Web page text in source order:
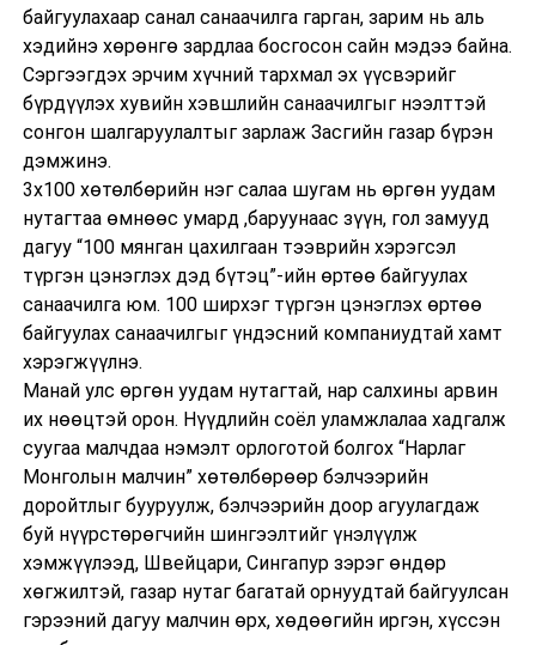
байгуулахаар санал санаачилга гарган, зарим нь аль
хэдийнэ хөрөнгө зардлаа босгосон сайн мэдээ байна.
Сэргээгдэх эрчим хүчний тархмал эх үүсвэрийг
бүрдүүлэх хувийн хэвшлийн санаачилгыг нээлттэй
сонгон шалгаруулалтыг зарлаж Засгийн газар бүрэн
дэмжинэ.
3х100 хөтөлбөрийн нэг салаа шугам нь өргөн уудам
нутагтаа өмнөөс умард ,баруунаас зүүн, гол замууд
дагуу “100 мянган цахилгаан тээврийн хэрэгсэл
түргэн цэнэглэх дэд бүтэц”-ийн өртөө байгуулах
санаачилга юм. 100 ширхэг түргэн цэнэглэх өртөө
байгуулах санаачилгыг үндэсний компаниудтай хамт
хэрэгжүүлнэ.
Манай улс өргөн уудам нутагтай, нар салхины арвин
их нөөцтэй орон. Нүүдлийн соёл уламжлалаа хадгалж
суугаа малчдаа нэмэлт орлоготой болгох “Нарлаг
Монголын малчин” хөтөлбөрөөр бэлчээрийн
доройтлыг бууруулж, бэлчээрийн доор агуулагдаж
буй нүүрстөрөгчийн шингээлтийг үнэлүүлж
хэмжүүлээд, Швейцари, Сингапур зэрэг өндөр
хөгжилтэй, газар нутаг багатай орнуудтай байгуулсан
гэрээний дагуу малчин өрх, хөдөөгийн иргэн, хүссэн